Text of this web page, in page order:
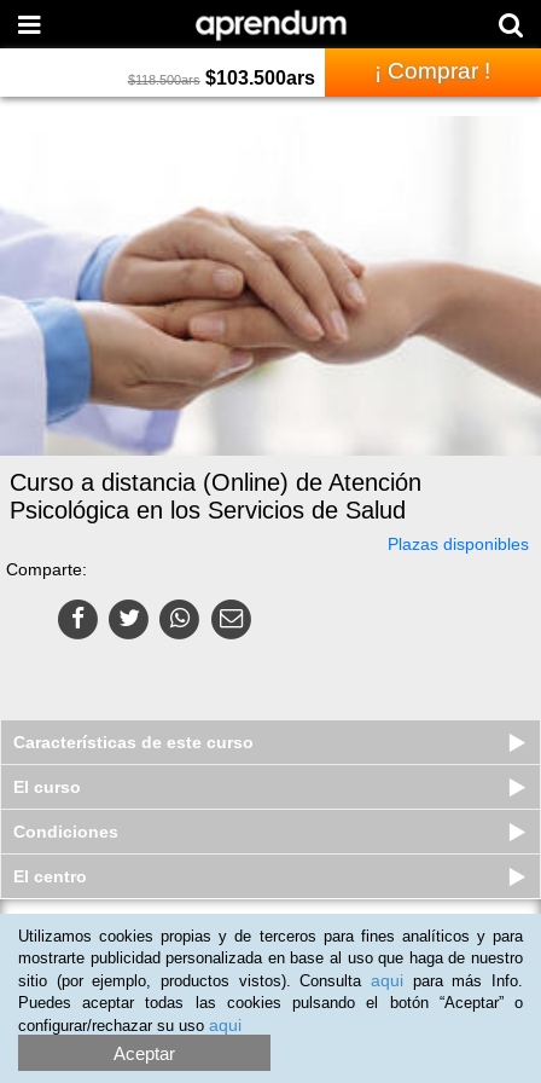
$118.500ars $103.500ars ¡ Comprar !
Curso a distancia (Online) de Atención
Psicológica en los Servicios de Salud
Plazas disponibles
Comparte:
Características de este curso
El curso
Condiciones
El centro
Habilidades Sociales y de
Comunicación para el Personal
Sanitario
Plazas disponibles
127.826
Utilizamos cookies propias y de terceros para fines analíticos y para
mostrarte publicidad personalizada en base al uso que haga de nuestro
sitio (por ejemplo, productos vistos). Consulta aqui para más Info.
Puedes aceptar todas las cookies pulsando el botón “Aceptar” o
configurar/rechazar su uso aqui
Aceptar